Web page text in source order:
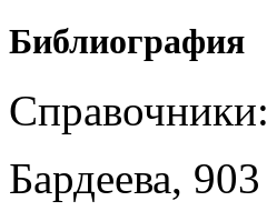
Библиография
Справочники:
Бардеева, 903